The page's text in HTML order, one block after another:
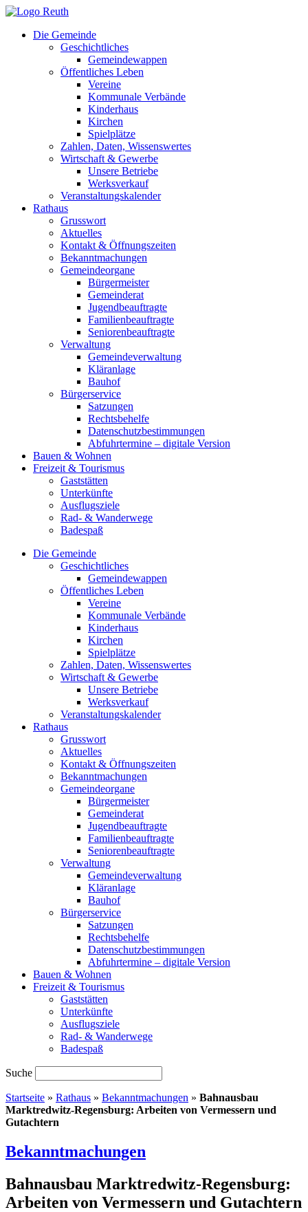
Zum
springenDie Gemeinde
Geschichtliches
Gemeindewappen
Öffentliches Leben
Vereine
Kommunale Verbände
Kinderhaus
Kirchen
Spielplätze
Zahlen, Daten, Wissenswertes
Wirtschaft & Gewerbe
Unsere Betriebe
Werksverkauf
Veranstaltungskalender
Rathaus
Grusswort
Aktuelles
Kontakt & Öffnungszeiten
Bekanntmachungen
Gemeindeorgane
Bürgermeister
Gemeinderat
Jugendbeauftragte
Familienbeauftragte
Seniorenbeauftragte
Verwaltung
Gemeindeverwaltung
Kläranlage
Bauhof
Bürgerservice
Satzungen
Rechtsbehelfe
Datenschutzbestimmungen
Abfuhrtermine – digitale Version
Bauen & Wohnen
Freizeit & Tourismus
Gaststätten
Unterkünfte
Ausflugsziele
Rad- & Wanderwege
Badespaß
Die Gemeinde
Geschichtliches
Gemeindewappen
Öffentliches Leben
Vereine
Kommunale Verbände
Kinderhaus
Kirchen
Spielplätze
Zahlen, Daten, Wissenswertes
Wirtschaft & Gewerbe
Unsere Betriebe
Werksverkauf
Veranstaltungskalender
Rathaus
Grusswort
Aktuelles
Kontakt & Öffnungszeiten
Bekanntmachungen
Gemeindeorgane
Bürgermeister
Gemeinderat
Jugendbeauftragte
Familienbeauftragte
Seniorenbeauftragte
Verwaltung
Gemeindeverwaltung
Kläranlage
Bauhof
Bürgerservice
Satzungen
Rechtsbehelfe
Datenschutzbestimmungen
Abfuhrtermine – digitale Version
Bauen & Wohnen
Freizeit & Tourismus
Gaststätten
Unterkünfte
Ausflugsziele
Rad- & Wanderwege
Badespaß
Suche
Startseite » Rathaus » Bekanntmachungen » Bahnausbau
Marktredwitz-Regensburg: Arbeiten von Vermessern und
Gutachtern
Bekanntmachungen
Bahnausbau Marktredwitz-Regensburg:
Arbeiten von Vermessern und Gutachtern